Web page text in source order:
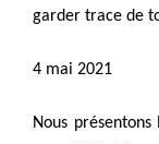
garder trace de
4 mai 2021
Nous